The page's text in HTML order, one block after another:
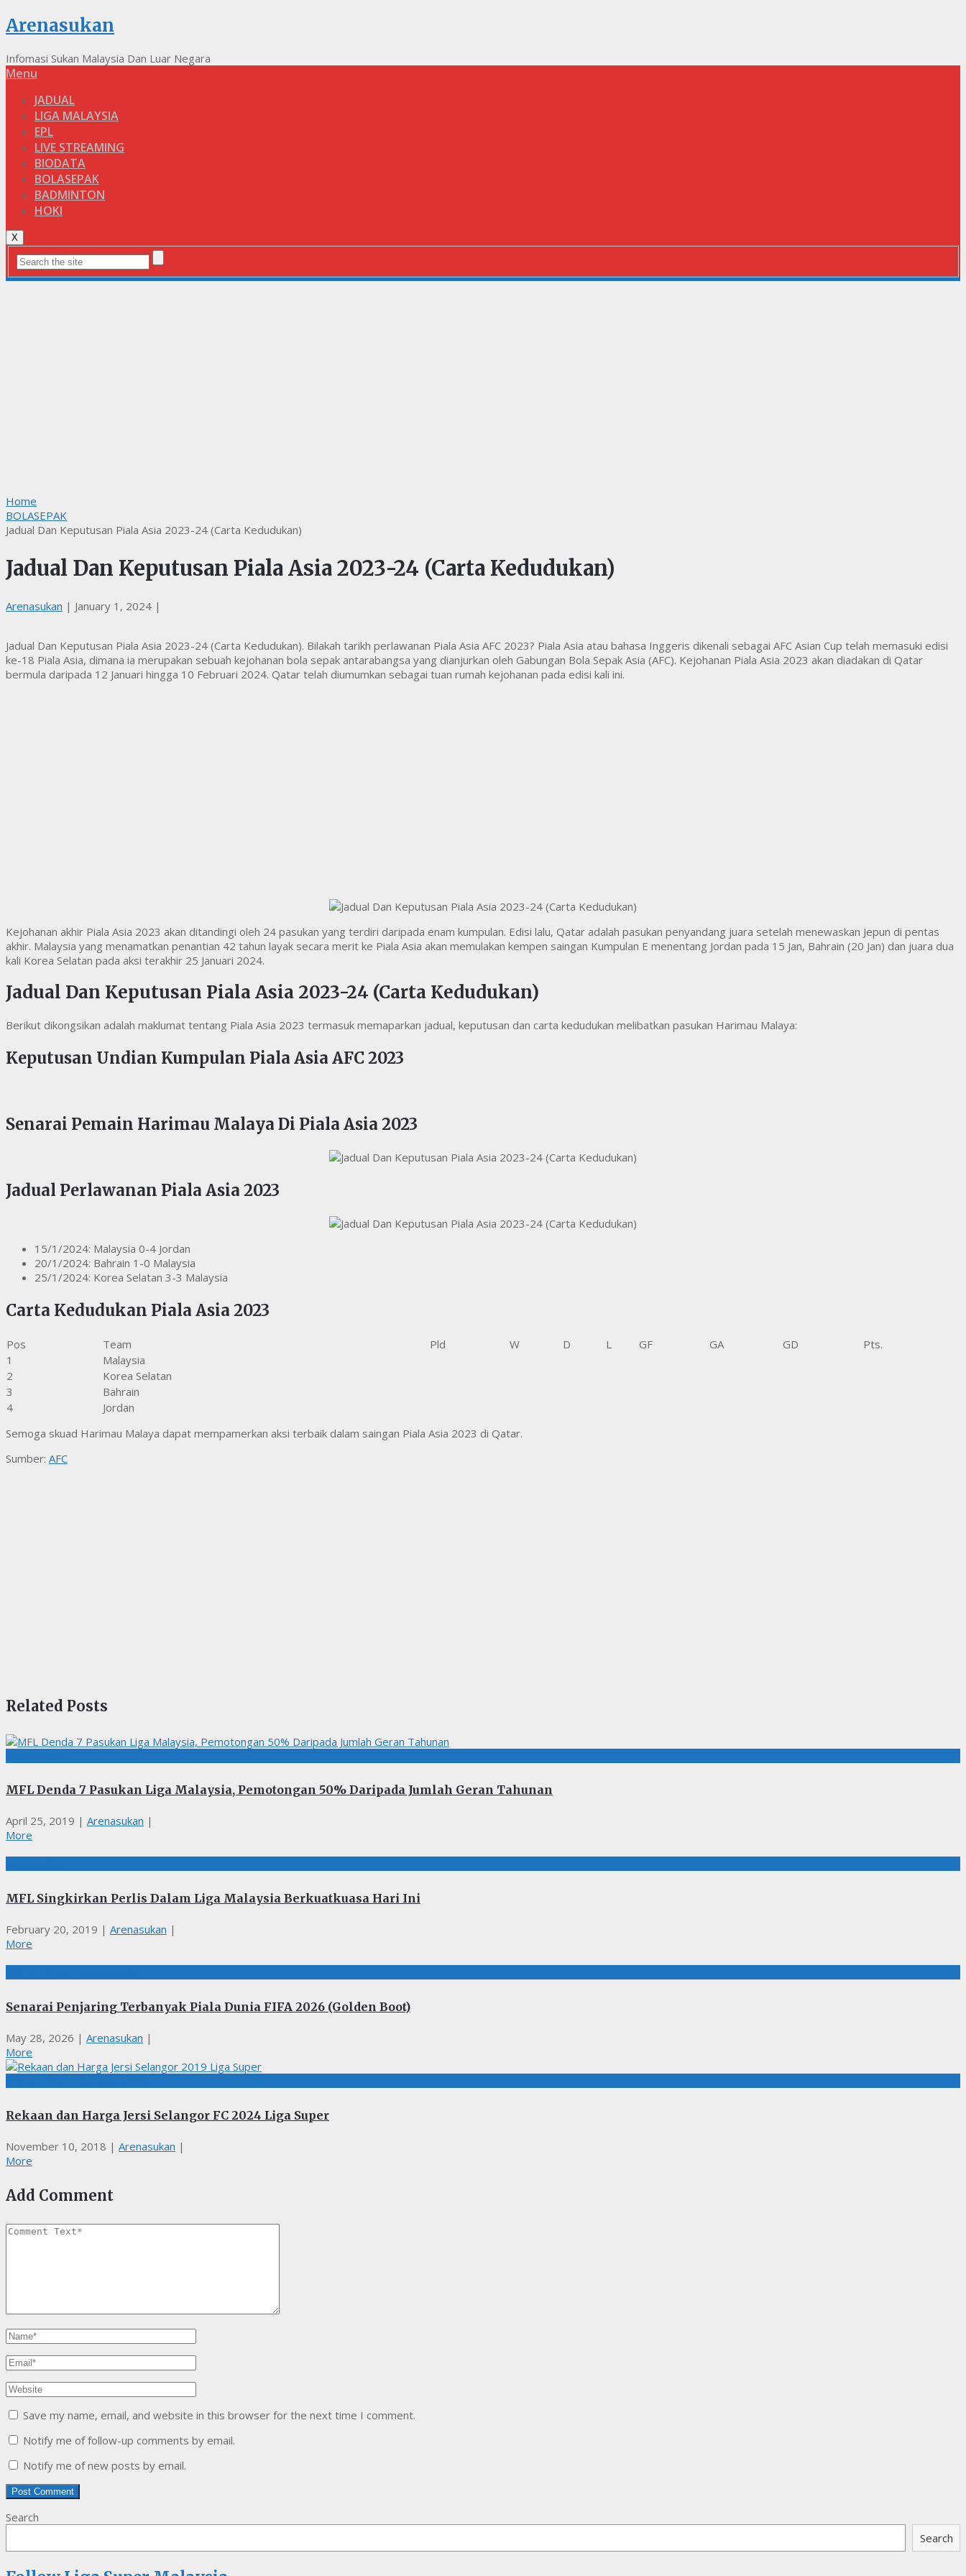
Arenasukan
Infomasi Sukan Malaysia Dan Luar Negara
Menu
JADUAL
LIGA MALAYSIA
EPL
LIVE STREAMING
BIODATA
BOLASEPAK
BADMINTON
HOKI
X
Home
BOLASEPAK
Jadual Dan Keputusan Piala Asia 2023-24 (Carta Kedudukan)
Jadual Dan Keputusan Piala Asia 2023-24 (Carta Kedudukan)
Arenasukan | January 1, 2024 |
Jadual Dan Keputusan Piala Asia 2023-24 (Carta Kedudukan). Bilakah tarikh perlawanan Piala Asia AFC 2023? Piala Asia atau bahasa Inggeris dikenali sebagai AFC Asian Cup telah memasuki edisi
ke-18 Piala Asia, dimana ia merupakan sebuah kejohanan bola sepak antarabangsa yang dianjurkan oleh Gabungan Bola Sepak Asia (AFC). Kejohanan Piala Asia 2023 akan diadakan di Qatar
bermula daripada 12 Januari hingga 10 Februari 2024. Qatar telah diumumkan sebagai tuan rumah kejohanan pada edisi kali ini.
Kejohanan akhir Piala Asia 2023 akan ditandingi oleh 24 pasukan yang terdiri daripada enam kumpulan. Edisi lalu, Qatar adalah pasukan penyandang juara setelah menewaskan Jepun di pentas
akhir. Malaysia yang menamatkan penantian 42 tahun layak secara merit ke Piala Asia akan memulakan kempen saingan Kumpulan E menentang Jordan pada 15 Jan, Bahrain (20 Jan) dan juara dua
kali Korea Selatan pada aksi terakhir 25 Januari 2024.
Jadual Dan Keputusan Piala Asia 2023-24 (Carta Kedudukan)
Berikut dikongsikan adalah maklumat tentang Piala Asia 2023 termasuk memaparkan jadual, keputusan dan carta kedudukan melibatkan pasukan Harimau Malaya:
Keputusan Undian Kumpulan Piala Asia AFC 2023
Senarai Pemain Harimau Malaya Di Piala Asia 2023
Jadual Perlawanan Piala Asia 2023
15/1/2024: Malaysia 0-4 Jordan
20/1/2024: Bahrain 1-0 Malaysia
25/1/2024: Korea Selatan 3-3 Malaysia
Carta Kedudukan Piala Asia 2023
Pos Team Pld W D L GF GA GD
Pts.
1
Malaysia
2
Korea Selatan
3
Bahrain
4
Jordan
Semoga skuad Harimau Malaya dapat mempamerkan aksi terbaik dalam saingan Piala Asia 2023 di Qatar.
Sumber: AFC
Related Posts
MFL Denda 7 Pasukan Liga Malaysia, Pemotongan 50% Daripada Jumlah Geran Tahunan
April 25, 2019 | Arenasukan |
More
MFL Singkirkan Perlis Dalam Liga Malaysia Berkuatkuasa Hari Ini
February 20, 2019 | Arenasukan |
More
Senarai Penjaring Terbanyak Piala Dunia FIFA 2026 (Golden Boot)
May 28, 2026 | Arenasukan |
More
Rekaan dan Harga Jersi Selangor FC 2024 Liga Super
November 10, 2018 | Arenasukan |
More
Add Comment
Save my name, email, and website in this browser for the next time I comment.
Notify me of follow-up comments by email.
Notify me of new posts by email.
Search
Search